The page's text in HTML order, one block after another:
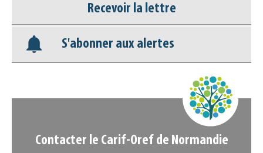
Recevoir la lettre
S'abonner aux alertes
Contacter le Carif-Oref de Normandie